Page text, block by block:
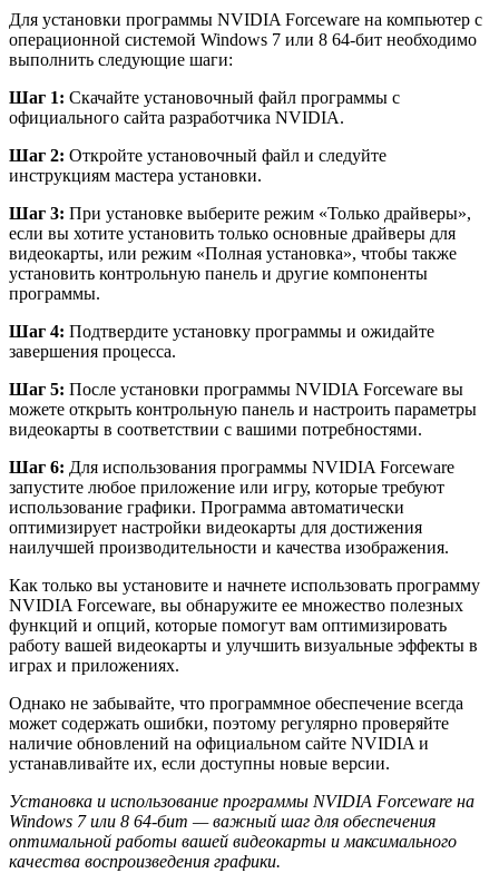
Для установки программы NVIDIA Forceware на компьютер с
операционной системой Windows 7 или 8 64-бит необходимо
выполнить следующие шаги:
Шаг 1: Скачайте установочный файл программы с
официального сайта разработчика NVIDIA.
Шаг 2: Откройте установочный файл и следуйте
инструкциям мастера установки.
Шаг 3: При установке выберите режим «Только драйверы»,
если вы хотите установить только основные драйверы для
видеокарты, или режим «Полная установка», чтобы также
установить контрольную панель и другие компоненты
программы.
Шаг 4: Подтвердите установку программы и ожидайте
завершения процесса.
Шаг 5: После установки программы NVIDIA Forceware вы
можете открыть контрольную панель и настроить параметры
видеокарты в соответствии с вашими потребностями.
Шаг 6: Для использования программы NVIDIA Forceware
запустите любое приложение или игру, которые требуют
использование графики. Программа автоматически
оптимизирует настройки видеокарты для достижения
наилучшей производительности и качества изображения.
Как только вы установите и начнете использовать программу
NVIDIA Forceware, вы обнаружите ее множество полезных
функций и опций, которые помогут вам оптимизировать
работу вашей видеокарты и улучшить визуальные эффекты в
играх и приложениях.
Однако не забывайте, что программное обеспечение всегда
может содержать ошибки, поэтому регулярно проверяйте
наличие обновлений на официальном сайте NVIDIA и
устанавливайте их, если доступны новые версии.
Установка и использование программы NVIDIA Forceware на
Windows 7 или 8 64-бит — важный шаг для обеспечения
оптимальной работы вашей видеокарты и максимального
качества воспроизведения графики.